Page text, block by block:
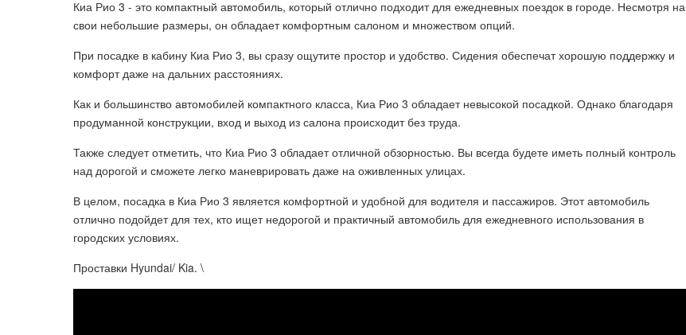
Киа Рио 3 - это компактный автомобиль, который отлично подходит для ежедневных поездок в городе. Несмотря на
свои небольшие размеры, он обладает комфортным салоном и множеством опций.
При посадке в кабину Киа Рио 3, вы сразу ощутите простор и удобство. Сидения обеспечат хорошую поддержку и
комфорт даже на дальних расстояниях.
Как и большинство автомобилей компактного класса, Киа Рио 3 обладает невысокой посадкой. Однако благодаря
продуманной конструкции, вход и выход из салона происходит без труда.
Также следует отметить, что Киа Рио 3 обладает отличной обзорностью. Вы всегда будете иметь полный контроль
над дорогой и сможете легко маневрировать даже на оживленных улицах.
В целом, посадка в Киа Рио 3 является комфортной и удобной для водителя и пассажиров. Этот автомобиль
отлично подойдет для тех, кто ищет недорогой и практичный автомобиль для ежедневного использования в
городских условиях.
Проставки Hyundai/ Kia. \